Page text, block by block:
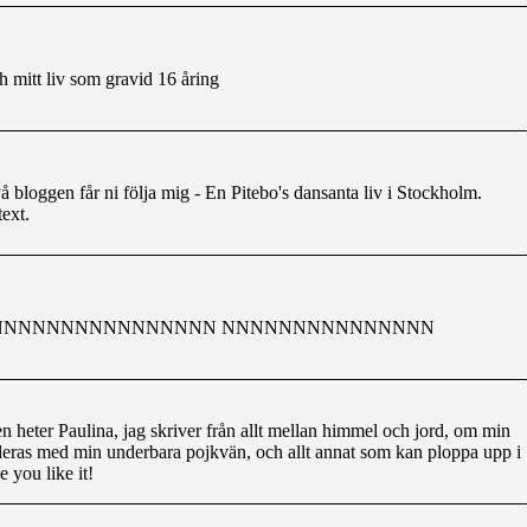
mitt liv som gravid 16 åring
bloggen får ni följa mig - En Pitebo's dansanta liv i Stockholm.
NNNNNNNNNNNNNNN
heter Paulina, jag skriver från allt mellan himmel och jord, om min
med min underbara pojkvän, och allt annat som kan ploppa upp i
you like it!